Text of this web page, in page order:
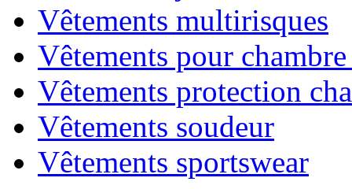
Vêtements multirisques
Vêtements pour
Vêtements protection
Vêtements soudeur
Vêtements sportswear